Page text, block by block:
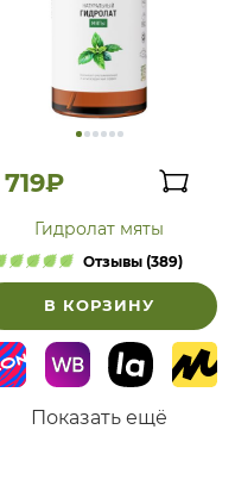
719₽
Гидролат мяты
Отзывы (389)
В КОРЗИНУ
Показать ещё